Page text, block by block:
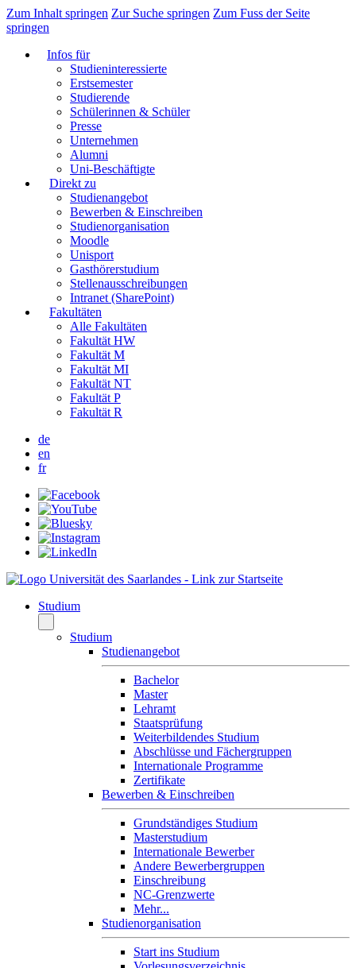
Zum Inhalt springen Zur Suche springen Zum Fuss der Seite
springen
Infos für
Studieninteressierte
Erstsemester
Studierende
Schülerinnen & Schüler
Presse
Unternehmen
Alumni
Uni-Beschäftigte
Direkt zu
Studienangebot
Bewerben & Einschreiben
Studienorganisation
Moodle
Unisport
Gasthörerstudium
Stellenausschreibungen
Intranet (SharePoint)
Fakultäten
Alle Fakultäten
Fakultät HW
Fakultät M
Fakultät MI
Fakultät NT
Fakultät P
Fakultät R
de
en
fr
Studium
Studium
Studienangebot
Bachelor
Master
Lehramt
Staatsprüfung
Weiterbildendes Studium
Abschlüsse und Fächergruppen
Internationale Programme
Zertifikate
Bewerben & Einschreiben
Grundständiges Studium
Masterstudium
Internationale Bewerber
Andere Bewerbergruppen
Einschreibung
NC-Grenzwerte
Mehr...
Studienorganisation
Start ins Studium